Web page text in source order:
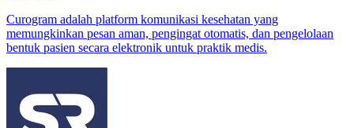
Curogram adalah platform komunikasi kesehatan yang
memungkinkan pesan aman, pengingat otomatis, dan pengelolaan
bentuk pasien secara elektronik untuk praktik medis.